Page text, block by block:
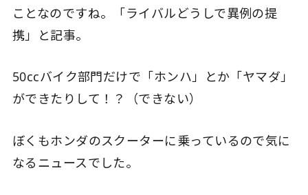
ことなのですね。「ライバルどうしで異例の提
携」と記事。
50ccバイク部門だけで「ホンハ」とか「ヤマダ」
ができたりして！？（できない）
ぼくもホンダのスクーターに乗っているので気に
なるニュースでした。